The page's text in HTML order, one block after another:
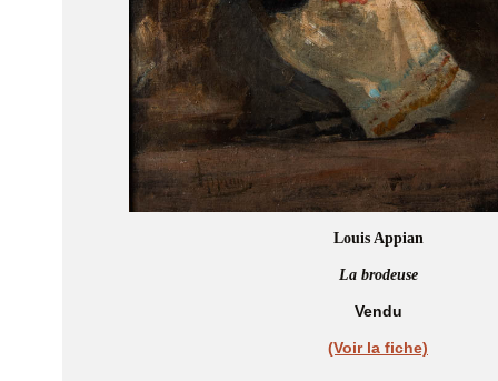
Louis Appian
La brodeuse
Vendu
(Voir la fiche)